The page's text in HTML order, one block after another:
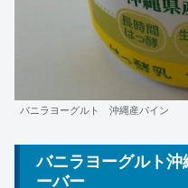
バニラヨーグルト 沖縄産パイン
バニラヨーグルト
ーバー